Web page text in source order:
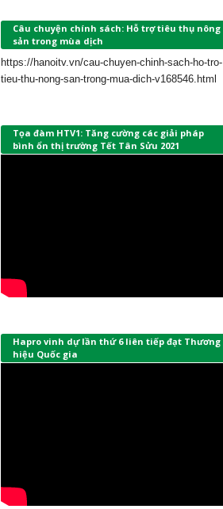
Câu chuyện chính sách: Hỗ trợ tiêu thụ nông
sản trong mùa dịch
https://hanoitv.vn/cau-chuyen-chinh-sach-ho-tro-
tieu-thu-nong-san-trong-mua-dich-v168546.html
Tọa đàm HTV1: Tăng cường các giải pháp
bình ổn thị trường Tết Tân Sửu 2021
Hapro vinh dự lần thứ 6 liên tiếp đạt Thương
hiệu Quốc gia